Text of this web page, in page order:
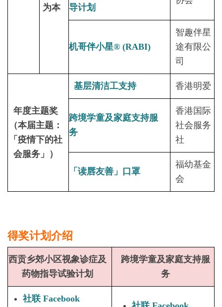
为本 导计划
机哥伴小星® (RABI)
智趣伴星
途有限公
司
年度主题奖
（本届主题：
「疫情下的社
会服务」）
基层清洁工支持 香港明爱
跨境学童及家庭支持服
务
香港国际
社会服务
社
「读唇友善」口罩
福幼基金
会
得奖计划介绍
西贡乡郊小区视象诊症及
药物指导试验计划
跨境学童及家庭支持服
务
社联 Facebook